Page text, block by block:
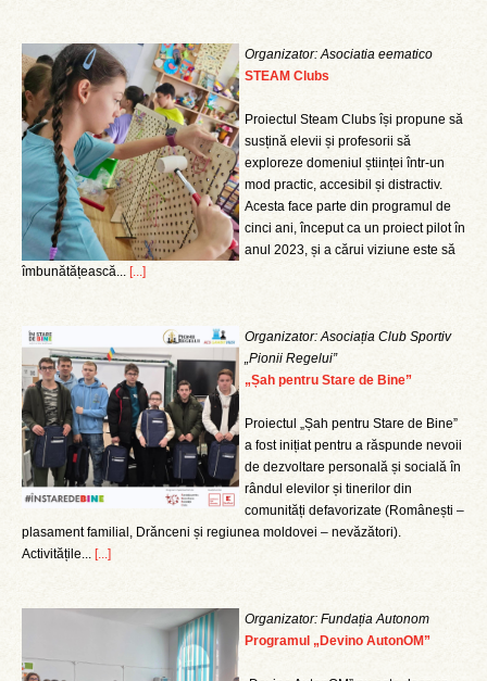
Organizator: Asociatia eematico
STEAM Clubs
Proiectul Steam Clubs își propune să
susțină elevii și profesorii să
exploreze domeniul științei într-un
mod practic, accesibil și distractiv.
Acesta face parte din programul de
cinci ani, început ca un proiect pilot în
anul 2023, și a cărui viziune este să
îmbunătățească... [...]
Organizator: Asociația Club Sportiv
„Pionii Regelui”
„Șah pentru Stare de Bine”
Proiectul „Șah pentru Stare de Bine”
a fost inițiat pentru a răspunde nevoii
de dezvoltare personală și socială în
rândul elevilor și tinerilor din
comunități defavorizate (Românești –
plasament familial, Drănceni și regiunea moldovei – nevăzători).
Activitățile... [...]
Organizator: Fundația Autonom
Programul „Devino AutonOM”